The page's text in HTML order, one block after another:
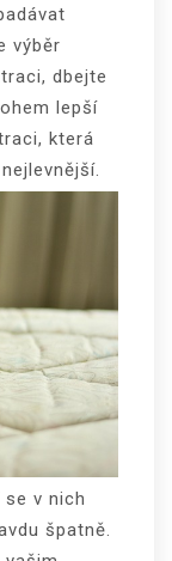
výběr
dbejte
lepší
která
v nich
špatně.